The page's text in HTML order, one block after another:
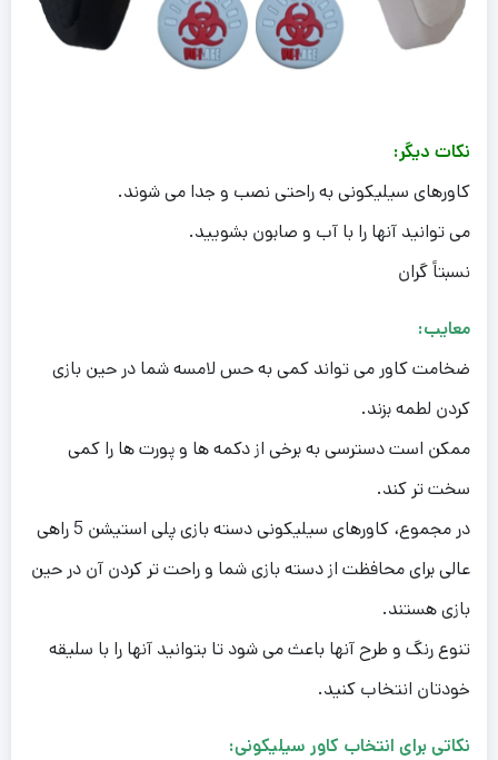
نکات دیگر:
کاورهای سیلیکونی به راحتی نصب و جدا می شوند.
می توانید آنها را با آب و صابون بشویید.
نسبتاً گران
معایب:
ضخامت کاور می تواند کمی به حس لامسه شما در حین بازی
کردن لطمه بزند.
ممکن است دسترسی به برخی از دکمه ها و پورت ها را کمی
سخت تر کند.
در مجموع، کاورهای سیلیکونی دسته بازی پلی استیشن 5 راهی
عالی برای محافظت از دسته بازی شما و راحت تر کردن آن در حین
بازی هستند.
تنوع رنگ و طرح آنها باعث می شود تا بتوانید آنها را با سلیقه
خودتان انتخاب کنید.
نکاتی برای انتخاب کاور سیلیکونی: